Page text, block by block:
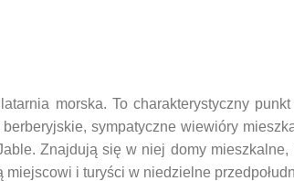
morska. To charakterystyczny
sympatyczne wiewióry
Znajdują się w niej domy
i turyści w niedzielne